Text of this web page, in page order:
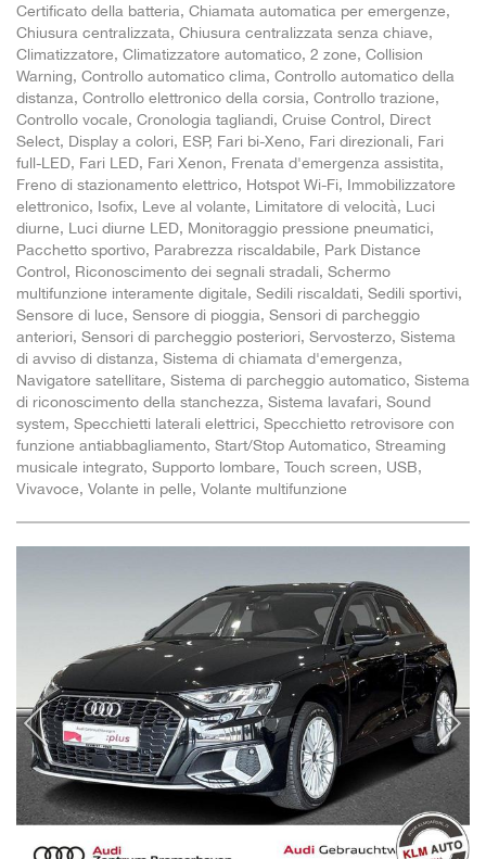
Certificato della batteria, Chiamata automatica per emergenze,
Chiusura centralizzata, Chiusura centralizzata senza chiave,
Climatizzatore, Climatizzatore automatico, 2 zone, Collision
Warning, Controllo automatico clima, Controllo automatico della
distanza, Controllo elettronico della corsia, Controllo trazione,
Controllo vocale, Cronologia tagliandi, Cruise Control, Direct
Select, Display a colori, ESP, Fari bi-Xeno, Fari direzionali, Fari
full-LED, Fari LED, Fari Xenon, Frenata d'emergenza assistita,
Freno di stazionamento elettrico, Hotspot Wi-Fi, Immobilizzatore
elettronico, Isofix, Leve al volante, Limitatore di velocità, Luci
diurne, Luci diurne LED, Monitoraggio pressione pneumatici,
Pacchetto sportivo, Parabrezza riscaldabile, Park Distance
Control, Riconoscimento dei segnali stradali, Schermo
multifunzione interamente digitale, Sedili riscaldati, Sedili sportivi,
Sensore di luce, Sensore di pioggia, Sensori di parcheggio
anteriori, Sensori di parcheggio posteriori, Servosterzo, Sistema
di avviso di distanza, Sistema di chiamata d'emergenza,
Navigatore satellitare, Sistema di parcheggio automatico, Sistema
di riconoscimento della stanchezza, Sistema lavafari, Sound
system, Specchietti laterali elettrici, Specchietto retrovisore con
funzione antiabbagliamento, Start/Stop Automatico, Streaming
musicale integrato, Supporto lombare, Touch screen, USB,
Vivavoce, Volante in pelle, Volante multifunzione